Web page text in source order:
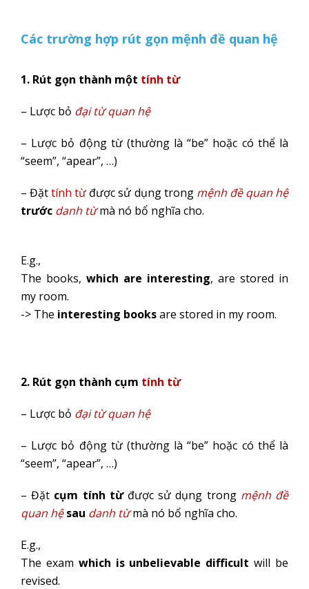
Các trường hợp rút gọn mệnh đề quan hệ
1. Rút gọn thành một tính từ
– Lược bỏ đại từ quan hệ
– Lược bỏ động từ (thường là “be” hoặc có thể là
“seem”, “apear”, …)
– Đặttính từ được sử dụng trong mệnh đề quan hệ
trước danh từ mà nó bổ nghĩa cho.
E.g.,
The books, which are interesting, are stored in
my room.
-> The interesting booksare stored in my room.
2. Rút gọn thành cụm tính từ
– Lược bỏ đại từ quan hệ
– Lược bỏ động từ (thường là “be” hoặc có thể là
“seem”, “apear”, …)
– Đặt cụm tính từđược sử dụng trong mệnh đề
quan hệ sau danh từmà nó bổ nghĩa cho.
E.g.,
The exam which is unbelievable difficult will be
revised.